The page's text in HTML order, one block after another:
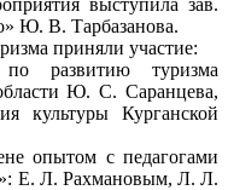
Ю. В. Тарбазанова.
приняли участие:
по развитию туризма
Ю. С. Саранцева,
культуры Курганской
опытом с педагогами
Е. Л. Рахмановым, Л. Л.